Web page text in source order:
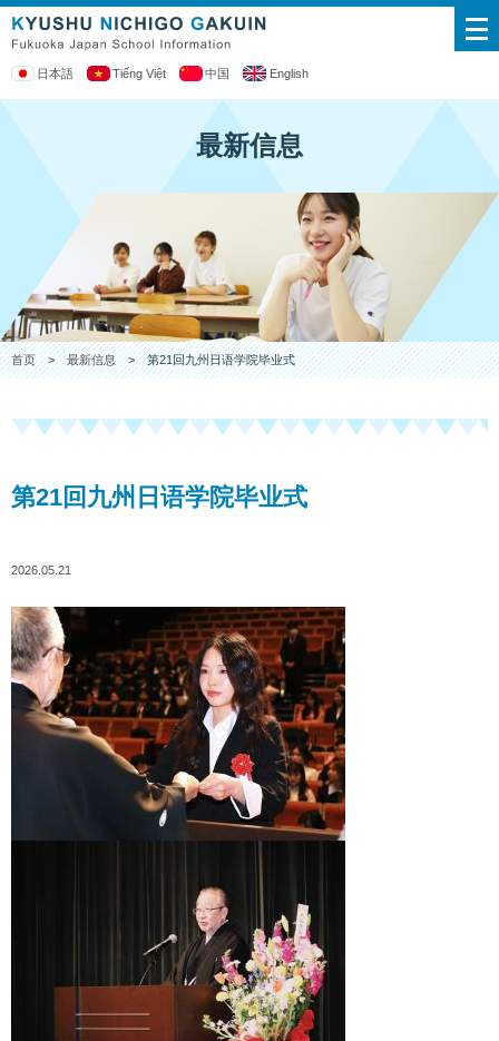
日本語 Tiếng Việt 中国 English
最新信息
首页>最新信息> 第21回九州日语学院毕业式
第21回九州日语学院毕业式
2026.05.21